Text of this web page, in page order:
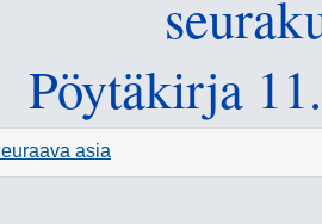
Pöytäkirja
asia